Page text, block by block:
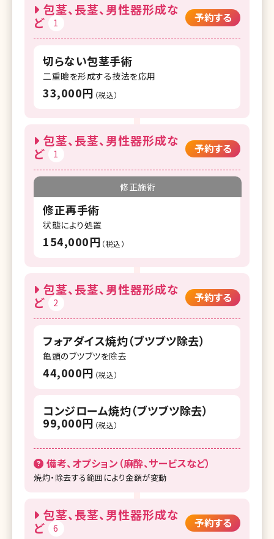
包茎、長茎、男性器形成な
ど
1 予約する
切らない包茎手術
二重瞼を形成する技法を応用
33,000円 （税込）
包茎、長茎、男性器形成な
ど
1 予約する
修正施術
修正再手術
状態により処置
154,000円 （税込）
包茎、長茎、男性器形成な
ど
2 予約する
フォアダイス焼灼（ブツブツ除去）
亀頭のブツブツを除去
44,000円 （税込）
コンジローム焼灼（ブツブツ除去）
99,000円 （税込）
備考、オプション（麻酔、サービスなど）
焼灼・除去する範囲により金額が変動
包茎、長茎、男性器形成な
ど
6 予約する